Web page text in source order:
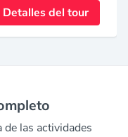
Detalles del tour
las actividades